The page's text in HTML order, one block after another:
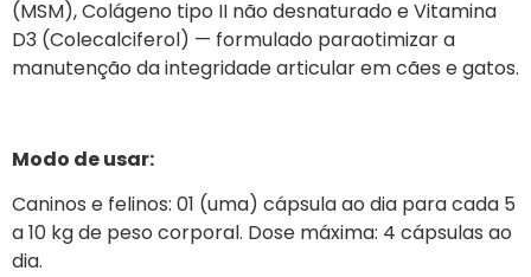
(MSM), Colágeno tipo II não desnaturado e Vitamina
D3 (Colecalciferol) — formulado paraotimizar a
manutenção da integridade articular em cães e gatos.
Modo de usar:
Caninos e felinos: 01 (uma) cápsula ao dia para cada 5
a 10 kg de peso corporal. Dose máxima: 4 cápsulas ao
dia.